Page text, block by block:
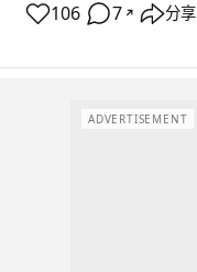
106 7 ↗ 分享
ADVERTISEMENT